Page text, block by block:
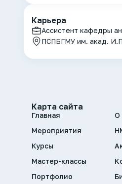
Карьера
ПСПБГМУ им. акад.
Карта сайта
Главная
Мероприятия
Курсы
Мастер-классы
Портфолио
О